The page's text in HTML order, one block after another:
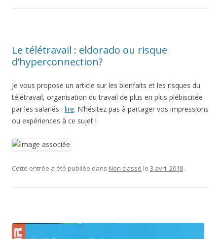
Le télétravail : eldorado ou risque
d’hyperconnection?
Je vous propose un article sur les bienfaits et les risques du
télétravail, organisation du travail de plus en plus plébiscitée
par les salariés : lire. N’hésitez pas à partager vos impressions
ou expériences à ce sujet !
Cette entrée a été publiée dans Non classé le 3 avril 2018 .